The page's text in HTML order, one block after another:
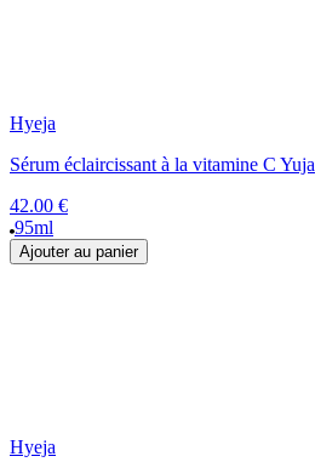
Hyeja
Sérum éclaircissant à la vitamine C Yuja
42.00 €
95ml
Ajouter au panier
Hyeja